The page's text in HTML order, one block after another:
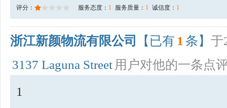
评分： 服务态度： 1 服务质量： 1 诚信度： 1
浙江新颜物流有限公司 【已有 1 条】 于
3137 Laguna Street 用户对他的一条点
1